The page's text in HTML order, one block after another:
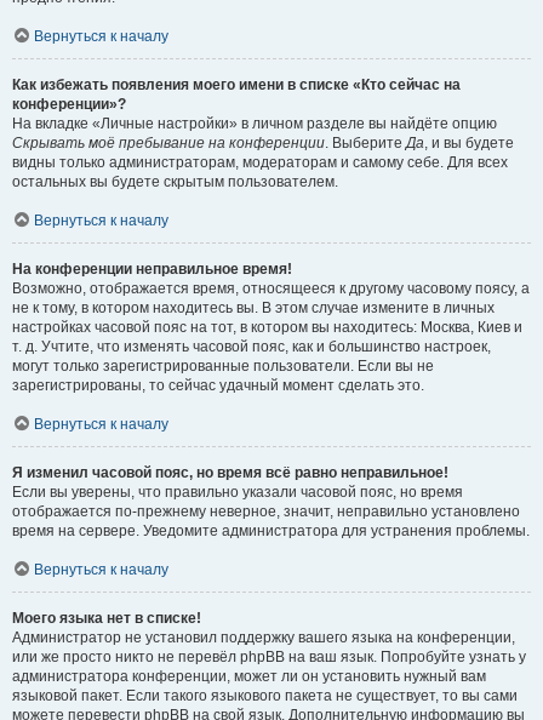
Вернуться к началу
Как избежать появления моего имени в списке «Кто сейчас на
конференции»?
На вкладке «Личные настройки» в личном разделе вы найдёте опцию
Скрывать моё пребывание на конференции. ВыберитеДа, и вы будете
видны только администраторам, модераторам и самому себе. Для всех
остальных вы будете скрытым пользователем.
Вернуться к началу
На конференции неправильное время!
Возможно, отображается время, относящееся к другому часовому поясу, а
не к тому, в котором находитесь вы. В этом случае измените в личных
настройках часовой пояс на тот, в котором вы находитесь: Москва, Киев и
т. д. Учтите, что изменять часовой пояс, как и большинство настроек,
могут только зарегистрированные пользователи. Если вы не
зарегистрированы, то сейчас удачный момент сделать это.
Вернуться к началу
Я изменил часовой пояс, но время всё равно неправильное!
Если вы уверены, что правильно указали часовой пояс, но время
отображается по-прежнему неверное, значит, неправильно установлено
время на сервере. Уведомите администратора для устранения проблемы.
Вернуться к началу
Моего языка нет в списке!
Администратор не установил поддержку вашего языка на конференции,
или же просто никто не перевёл phpBB на ваш язык. Попробуйте узнать у
администратора конференции, может ли он установить нужный вам
языковой пакет. Если такого языкового пакета не существует, то вы сами
можете перевести phpBB на свой язык. Дополнительную информацию вы